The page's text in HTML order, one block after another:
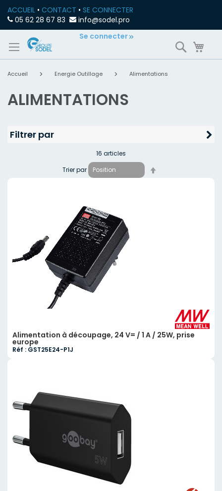
ACCUEIL • CONTACT • SE CONNECTER
05 62 28 67 83
info@sodel.pro
Se connecter
Accueil Energie Outillage Alimentations
ALIMENTATIONS
16 articles
Trier par
Alimentation à découpage, 24 V= / 1 A / 25W, prise
europe
Réf : GST25E24-P1J
Filtrer par